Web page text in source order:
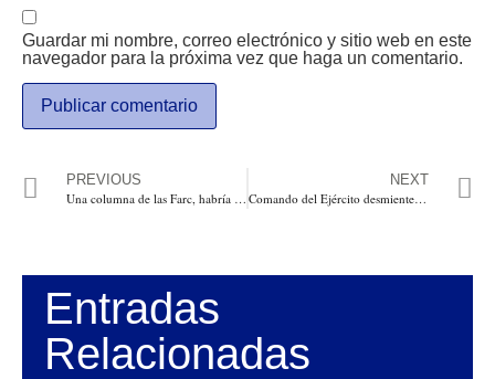
Guardar mi nombre, correo electrónico y sitio web en este
navegador para la próxima vez que haga un comentario.
PREVIOUS
Una columna de las Farc, habría incinerado en el Catatumbo vehiculo de la UNP y despojado de sus armas a los guardas de Emiro Ropero aspirante a la Asamblea de alianza Colombia Humana UP
NEXT
Comando del Ejército desmiente a la Revista Semana y le recuerda además el respeto a la presunción de inocencia de sus hombres, y el debido proceso a que tienen derecho
Entradas
Relacionadas